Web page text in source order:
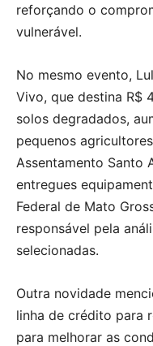
reforçando o
vulnerável.
No mesmo evento,
Vivo, que destina R$
solos degradados,
pequenos
Assentamento Santo
entregues
Federal de Mato
responsável pela
selecionadas.
Outra novidade
linha de crédito para
para melhorar as